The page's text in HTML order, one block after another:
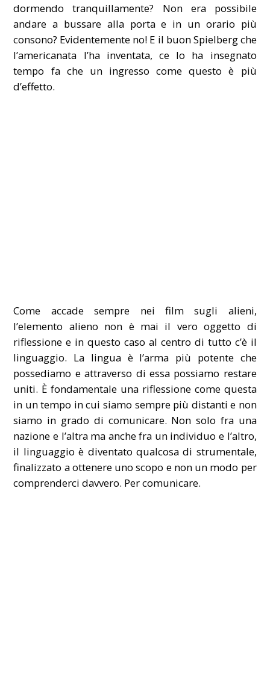
dormendo tranquillamente? Non era possibile
andare a bussare alla porta e in un orario più
consono? Evidentemente no! E il buon Spielberg che
l’americanata l’ha inventata, ce lo ha insegnato
tempo fa che un ingresso come questo è più
d’effetto.
Come accade sempre nei film sugli alieni,
l’elemento alieno non è mai il vero oggetto di
riflessione e in questo caso al centro di tutto c’è il
linguaggio. La lingua è l’arma più potente che
possediamo e attraverso di essa possiamo restare
uniti. È fondamentale una riflessione come questa
in un tempo in cui siamo sempre più distanti e non
siamo in grado di comunicare. Non solo fra una
nazione e l’altra ma anche fra un individuo e l’altro,
il linguaggio è diventato qualcosa di strumentale,
finalizzato a ottenere uno scopo e non un modo per
comprenderci davvero. Per comunicare.